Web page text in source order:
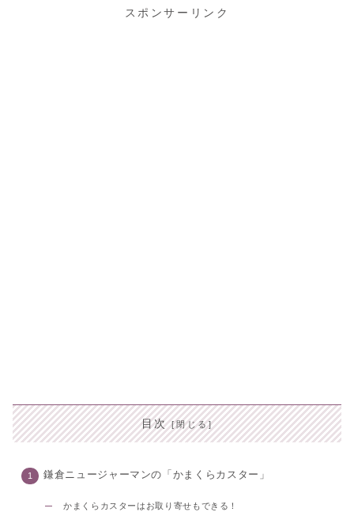
スポンサーリンク
目次
鎌倉ニュージャーマンの「かまくらカスター」
かまくらカスターはお取り寄せもできる！